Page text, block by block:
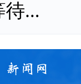
...